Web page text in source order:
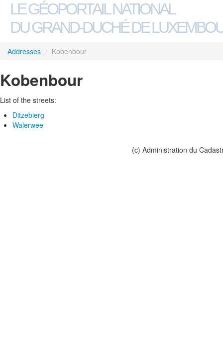
LE GÉOPORTAIL NATIONAL
DU GRAND-DUCHÉ DE
Addresses / Kobenbour
Kobenbour
List of the streets:
Ditzebierg
Walerwee
(c) Administration du